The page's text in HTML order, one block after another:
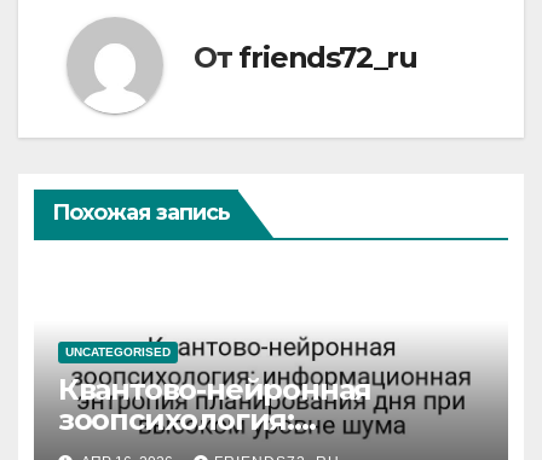
От friends72_ru
Похожая запись
UNCATEGORISED
Квантово-нейронная
зоопсихология:
информационная энтропия